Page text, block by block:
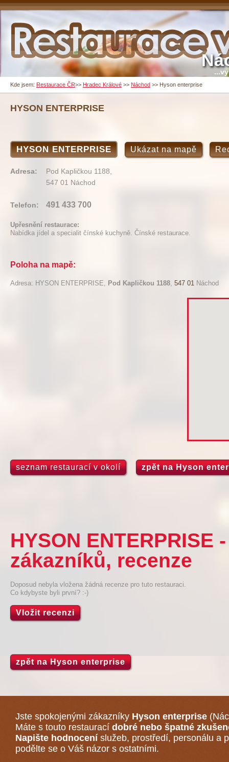
Kde jsem: Restaurace ČR>> Hradec Králové >> Náchod >> Hyson enterprise
HYSON ENTERPRISE
HYSON ENTERPRISE Ukázat na mapě
Adresa:
Pod Kapličkou 1188,
547 01 Náchod
Telefon: 491 433 700
Upřesnění restaurace:
Nabídka jídel a specialit čínské kuchyně. Čínské restaurace.
Poloha na mapě:
Adresa: HYSON ENTERPRISE, Pod Kapličkou 1188, 547 01 Náchod
seznam restaurací v okolí zpět na Hyson
HYSON
zákazníků, recenze
Doposud nebyla vložena žádná recenze pro tuto restauraci.
Co kdybyste byli první? :-)
Vložit recenzi
zpět na Hyson enterprise
Jste spokojenými zákazníky Hyson enterprise
Máte s touto restaurací dobré nebo špatné
Napište hodnocení služeb, prostředí, personálu a
podělte se o Váš názor s ostatními.